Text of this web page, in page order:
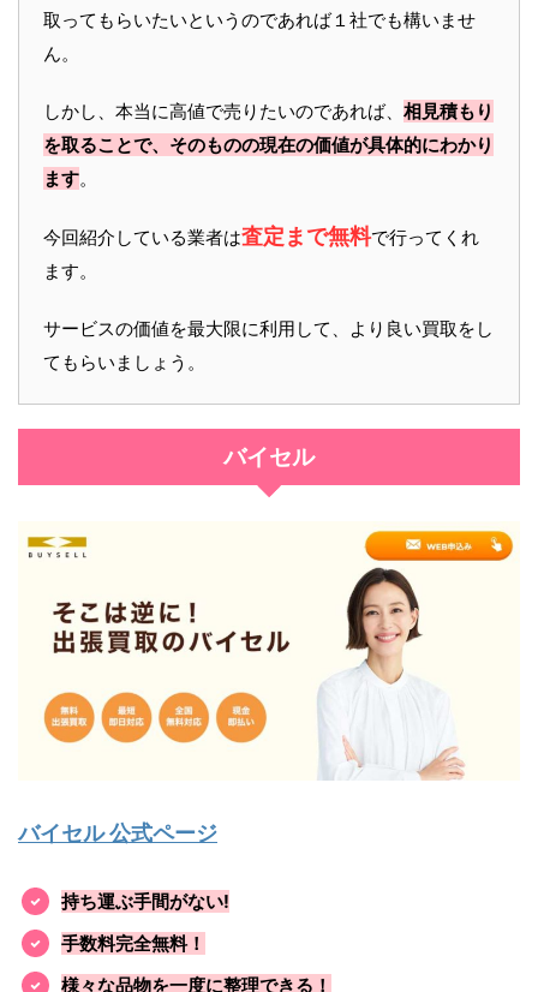
取ってもらいたいというのであれば１社でも構いませ
ん。
しかし、本当に高値で売りたいのであれば、 相見積もり
を取ることで、そのものの現在の価値が具体的にわかり
ます。
今回紹介している業者は査定まで無料で行ってくれ
ます。
サービスの価値を最大限に利用して、より良い買取をし
てもらいましょう。
バイセル
バイセル 公式ページ
持ち運ぶ手間がない!
手数料完全無料！
様々な品物を一度に整理できる！